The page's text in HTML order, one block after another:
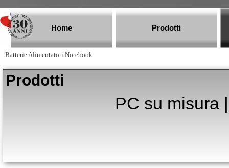
Home Prodotti
Batterie Alimentatori Notebook
Prodotti
PC su misura